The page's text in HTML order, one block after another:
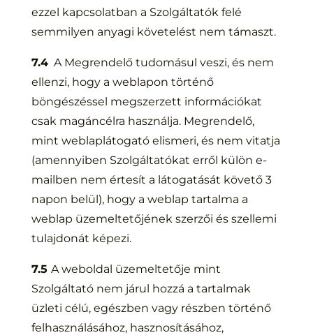
ezzel kapcsolatban a Szolgáltatók felé
semmilyen anyagi követelést nem támaszt.
7.4A Megrendelő tudomásul veszi, és nem
ellenzi, hogy a weblapon történő
böngészéssel megszerzett információkat
csak magáncélra használja. Megrendelő,
mint weblaplátogató elismeri, és nem vitatja
(amennyiben Szolgáltatókat erről külön e-
mailben nem értesít a látogatását követő 3
napon belül), hogy a weblap tartalma a
weblap üzemeltetőjének szerzői és szellemi
tulajdonát képezi.
7.5 A weboldal üzemeltetője mint
Szolgáltató nem járul hozzá a tartalmak
üzleti célú, egészben vagy részben történő
felhasználásához, hasznosításához,